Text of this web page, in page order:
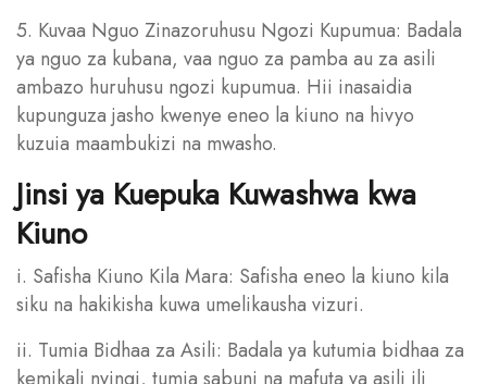
5. Kuvaa Nguo Zinazoruhusu Ngozi Kupumua: Badala
ya nguo za kubana, vaa nguo za pamba au za asili
ambazo huruhusu ngozi kupumua. Hii inasaidia
kupunguza jasho kwenye eneo la kiuno na hivyo
kuzuia maambukizi na mwasho.
Jinsi ya Kuepuka Kuwashwa kwa
Kiuno
i. Safisha Kiuno Kila Mara: Safisha eneo la kiuno kila
siku na hakikisha kuwa umelikausha vizuri.
ii. Tumia Bidhaa za Asili: Badala ya kutumia bidhaa za
kemikali nyingi, tumia sabuni na mafuta ya asili ili